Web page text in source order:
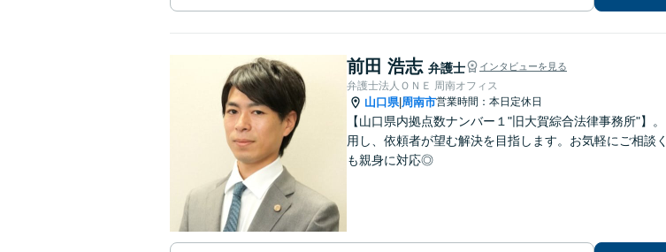
前田 浩志 弁護士 インタビューを見る
弁護士法人ＯＮＥ 周南オフィス
山口県| 周南市営業時間：本日定休日
【山口県内拠点数ナンバー１"旧大賀綜合法律事務所"
用し、依頼者が望む解決を目指します。お気軽にご相
も親身に対応◎